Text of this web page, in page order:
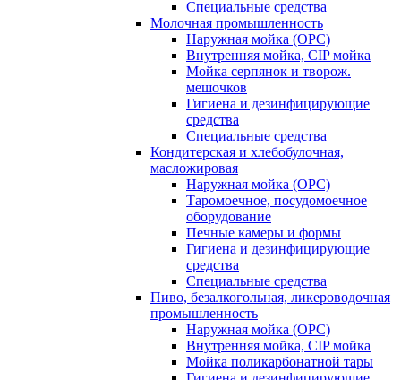
Специальные средства
Молочная промышленность
Наружная мойка (ОРС)
Внутренняя мойка, CIP мойка
Мойка серпянок и творож.
мешочков
Гигиена и дезинфицирующие
средства
Специальные средства
Кондитерская и хлебобулочная,
масложировая
Наружная мойка (ОРС)
Таромоечное, посудомоечное
оборудование
Печные камеры и формы
Гигиена и дезинфицирующие
средства
Специальные средства
Пиво, безалкогольная, ликероводочная
промышленность
Наружная мойка (ОРС)
Внутренняя мойка, CIP мойка
Мойка поликарбонатной тары